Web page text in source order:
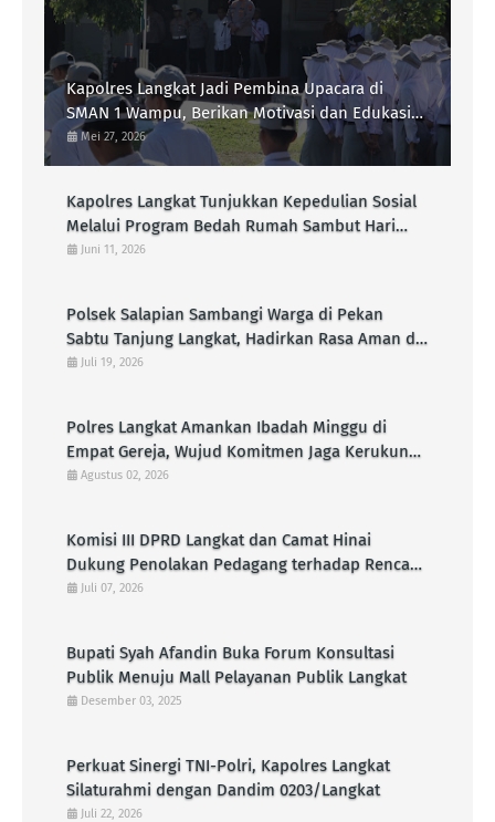
Kapolres Langkat Jadi Pembina Upacara di
SMAN 1 Wampu, Berikan Motivasi dan Edukasi
Kamtibmas kepada Pelajar
Mei 27, 2026
Kapolres Langkat Tunjukkan Kepedulian Sosial
Melalui Program Bedah Rumah Sambut Hari
Bhayangkara Ke-80
Juni 11, 2026
Polsek Salapian Sambangi Warga di Pekan
Sabtu Tanjung Langkat, Hadirkan Rasa Aman di
Tengah Aktivitas Masyarakat
Juli 19, 2026
Polres Langkat Amankan Ibadah Minggu di
Empat Gereja, Wujud Komitmen Jaga Kerukunan
Umat Beragama
Agustus 02, 2026
Komisi III DPRD Langkat dan Camat Hinai
Dukung Penolakan Pedagang terhadap Rencana
Pembangunan KDMP di Pasar Senin
Juli 07, 2026
Bupati Syah Afandin Buka Forum Konsultasi
Publik Menuju Mall Pelayanan Publik Langkat
Desember 03, 2025
Perkuat Sinergi TNI-Polri, Kapolres Langkat
Silaturahmi dengan Dandim 0203/Langkat
Juli 22, 2026